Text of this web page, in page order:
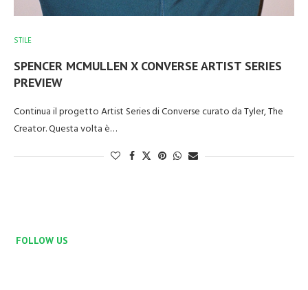
STILE
SPENCER MCMULLEN X CONVERSE ARTIST SERIES
PREVIEW
Continua il progetto Artist Series di Converse curato da Tyler, The
Creator. Questa volta è…
FOLLOW US